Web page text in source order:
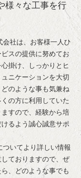
様々な工事を行
会社は、お客様一人ひ
スの提供に努めてお
掛け、しっかりとヒ
ニケーションを大切
のような事も気兼ね
の方に利用していた
すので、経験から培
るよう誠心誠意サポ
ついてより詳しい情報
ておりますので、ぜ
、どのような事でも